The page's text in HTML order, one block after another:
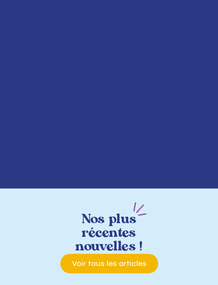
Nosplus
récentes
nouvelles !
Voir tous les articles